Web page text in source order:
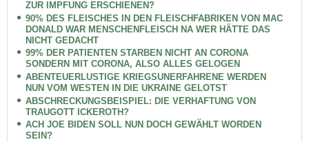
ZUR IMPFUNG ERSCHIENEN?
90% DES FLEISCHES IN DEN FLEISCHFABRIKEN VON MAC
DONALD WAR MENSCHENFLEISCH NA WER HÄTTE DAS
NICHT GEDACHT
99% DER PATIENTEN STARBEN NICHT AN CORONA
SONDERN MIT CORONA, ALSO ALLES GELOGEN
ABENTEUERLUSTIGE KRIEGSUNERFAHRENE WERDEN
NUN VOM WESTEN IN DIE UKRAINE GELOTST
ABSCHRECKUNGSBEISPIEL: DIE VERHAFTUNG VON
TRAUGOTT ICKEROTH?
ACH JOE BIDEN SOLL NUN DOCH GEWÄHLT WORDEN
SEIN?